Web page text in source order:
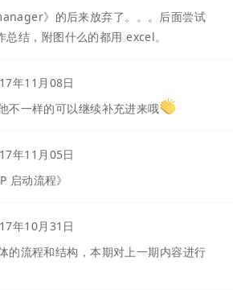
》的后来放弃了。。。后面尝试
结，附图什么的都用 excel。
年11月08日
不一样的可以继续补充进来哦
年11月05日
启动流程》
年10月31日
的流程和结构，本期对上一期内容进行